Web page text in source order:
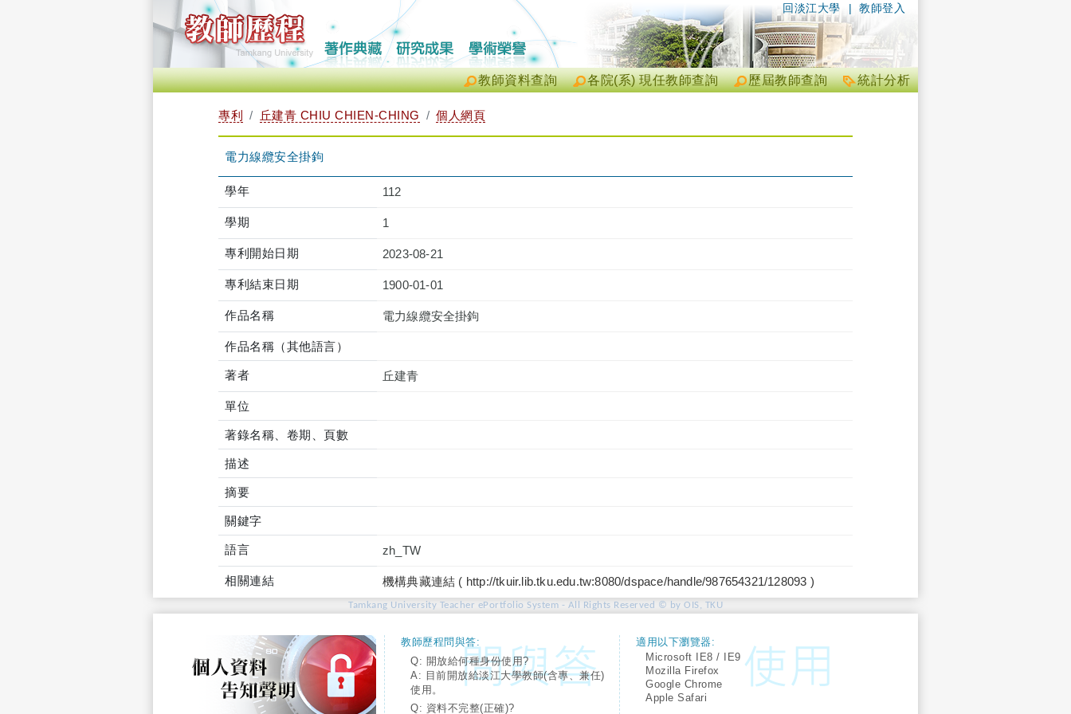
| 教師登入
回淡江大學
統計分析
歷屆教師查詢
各院(系) 現任教師查詢
教師資料查詢
專利 丘建青 CHIU CHIEN-CHING 個人網頁
電力線纜安全掛鉤
學年 112
學期 1
專利開始日期 2023-08-21
專利結束日期 1900-01-01
作品名稱 電力線纜安全掛鉤
作品名稱（其他語言）
著者 丘建青
單位
著錄名稱、卷期、頁數
描述
摘要
關鍵字
語言 zh_TW
相關連結 機構典藏連結 ( http://tkuir.lib.tku.edu.tw:8080/dspace/handle/987654321/128093 )
Tamkang University Teacher ePortfolio System - All Rights Reserved © by OIS, TKU
教師歷程問與答:
Q: 開放給何種身份使用?
A: 目前開放給淡江大學教師(含專、兼任)
使用。
Q: 資料不完整(正確)?
適用以下瀏覽器:
Microsoft IE8 / IE9
Mozilla Firefox
Google Chrome
Apple Safari